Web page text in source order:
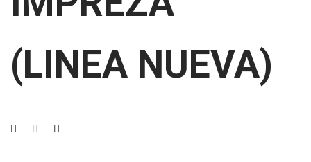
(LINEA NUEVA)